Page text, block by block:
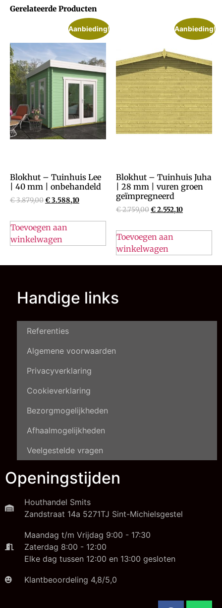
Gerelateerde Producten
Aanbieding!
Blokhut – Tuinhuis Lee
| 40 mm | onbehandeld
€3.879,00€3.588,10
Toevoegen aan
winkelwagen
Aanbieding!
Blokhut – Tuinhuis Juha
| 28 mm | vuren groen
geïmpregneerd
€2.759,00€2.552,10
Toevoegen aan
winkelwagen
Handige links
Referenties
Algemene voorwaarden
Privacyverklaring
Cookieverklaring
Bezorgmogelijkheden
Afhaalmogelijkheden
Veelgestelde vragen
Openingstijden
Houthandel Smits
Zandstraat 14a 5271TJ Sint-Michielsgestel
Maandag t/m Vrijdag 9:00 - 17:30
Zaterdag 8:00 - 12:00
Elke dag tussen 12:00 en 13:00 gesloten
Klantbeoordeling 4,8/5,0